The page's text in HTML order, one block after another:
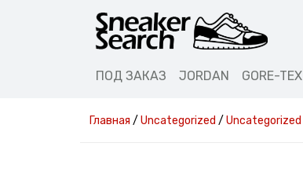
ПОД ЗАКАЗ JORDAN GORE-TEX
Главная / Uncategorized / Uncategorized